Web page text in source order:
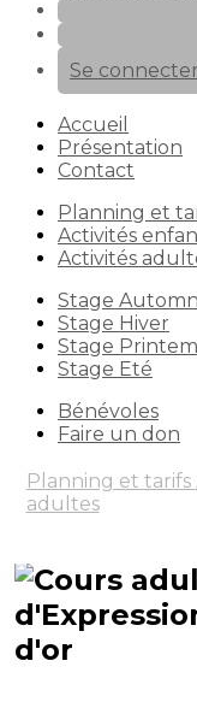
Se connecter
Accueil
Présentation
Contact
Planning et
Activités
Activités
Stage
Stage Hiver
Stage
Stage Eté
Bénévoles
Faire un don
Planning et tarifs
adultes